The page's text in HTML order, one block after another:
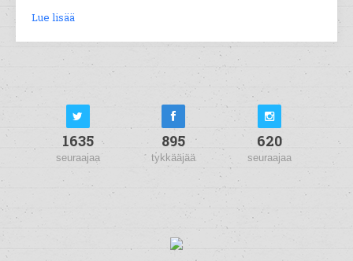
Lue lisää
1635
seuraajaa
895
tykkääjää
620
seuraajaa